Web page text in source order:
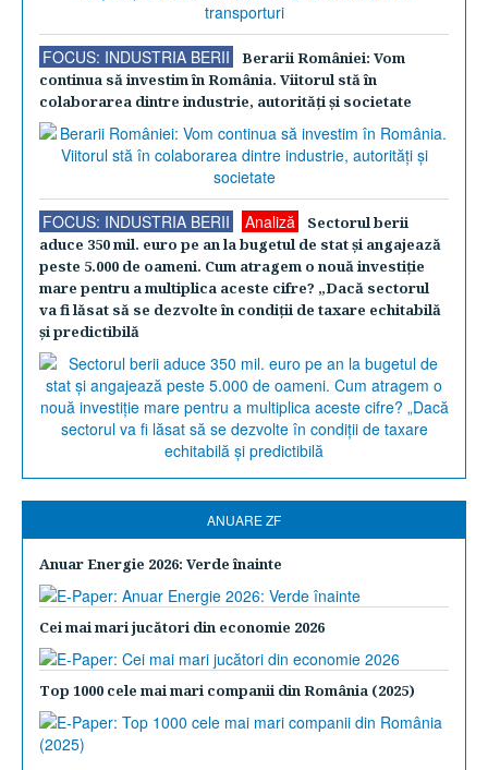
FOCUS: INDUSTRIA BERII
Berarii României: Vom
continua să investim în România. Viitorul stă în
colaborarea dintre industrie, autorităţi şi societate
FOCUS: INDUSTRIA BERII Analiză
Sectorul berii
aduce 350 mil. euro pe an la bugetul de stat şi angajează
peste 5.000 de oameni. Cum atragem o nouă investiţie
mare pentru a multiplica aceste cifre? „Dacă sectorul
va fi lăsat să se dezvolte în condiţii de taxare echitabilă
şi predictibilă
ANUARE ZF
Anuar Energie 2026: Verde înainte
Cei mai mari jucători din economie 2026
Top 1000 cele mai mari companii din România (2025)